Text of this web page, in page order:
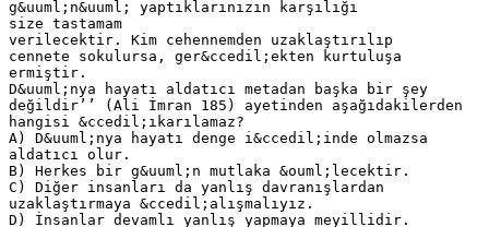
g&uuml;n&uuml; yaptıklarınızın karşılığı
size tastamam
verilecektir. Kim cehennemden uzaklaştırılıp
cennete sokulursa, ger&ccedil;ekten kurtuluşa
ermiştir.
D&uuml;nya hayatı aldatıcı metadan başka bir şey
değildir’’ (Ali İmran 185) ayetinden aşağıdakilerden
hangisi &ccedil;ıkarılamaz?
A) D&uuml;nya hayatı denge i&ccedil;inde olmazsa
aldatıcı olur.
B) Herkes bir g&uuml;n mutlaka &ouml;lecektir.
C) Diğer insanları da yanlış davranışlardan
uzaklaştırmaya &ccedil;alışmalıyız.
D) İnsanlar devamlı yanlış yapmaya meyillidir.